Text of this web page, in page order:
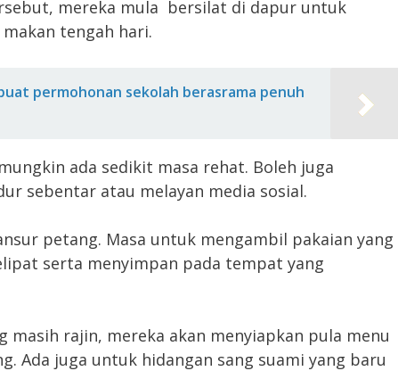
mereka mula bersilat di dapur untuk
tengah hari.
permohonan sekolah berasrama penuh
ada sedikit masa rehat. Boleh juga
sebentar atau melayan media sosial.
petang. Masa untuk mengambil pakaian yang
serta menyimpan pada tempat yang
masih rajin, mereka akan menyiapkan pula menu
Ada juga untuk hidangan sang suami yang baru